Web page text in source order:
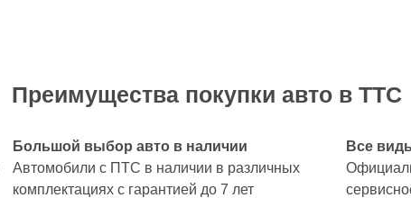
Преимущества покупки авто в ТТС
Большой выбор авто в наличии
Автомобили с ПТС в наличии в различных
комплектациях с гарантией до 7 лет
Все